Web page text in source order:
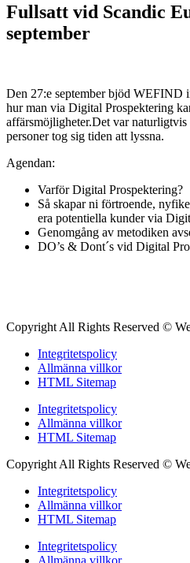
Fullsatt vid Scandic
september
Den 27:e september bjöd WEFIND
hur man via Digital Prospektering
affärsmöjligheter.Det var
personer tog sig tiden att lyssna.
Agendan:
Varför Digital Prospektering?
Så skapar ni förtroende,
era potentiella kunder via
Genomgång av metodiken
DO’s & Dont´s vid Digital
Copyright All Rights Reserved ©
Integritetspolicy
Allmänna villkor
HTML Sitemap
Integritetspolicy
Allmänna villkor
HTML Sitemap
Copyright All Rights Reserved ©
Integritetspolicy
Allmänna villkor
HTML Sitemap
Integritetspolicy
Allmänna villkor